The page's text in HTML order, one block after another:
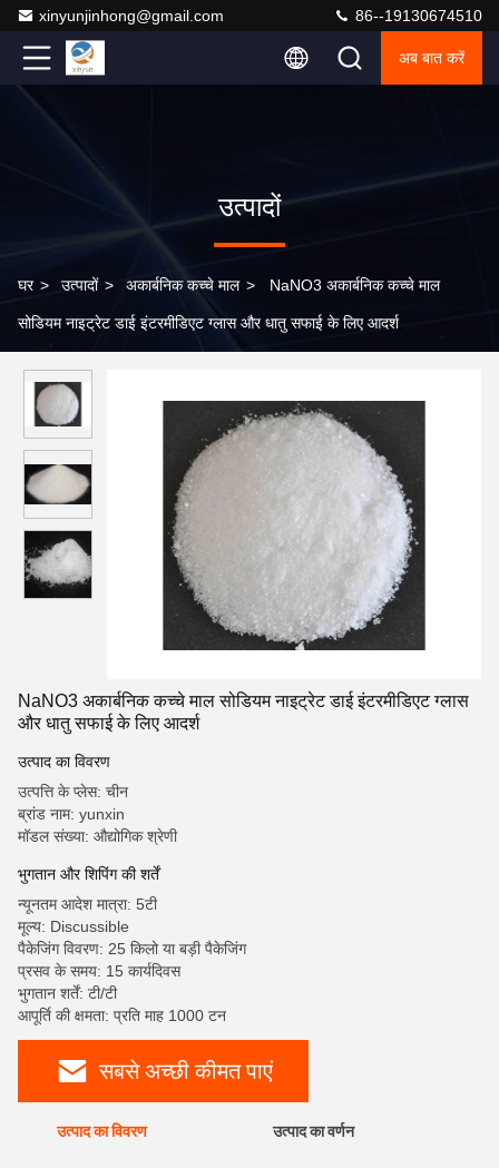
xinyunjinhong@gmail.com 86--19130674510
अब बात करें
उत्पादों
घर > उत्पादों > अकार्बनिक कच्चे माल > NaNO3 अकार्बनिक कच्चे माल
सोडियम नाइट्रेट डाई इंटरमीडिएट ग्लास और धातु सफाई के लिए आदर्श
NaNO3 अकार्बनिक कच्चे माल सोडियम नाइट्रेट डाई इंटरमीडिएट ग्लास
और धातु सफाई के लिए आदर्श
उत्पाद का विवरण
उत्पत्ति के प्लेस: चीन
ब्रांड नाम: yunxin
मॉडल संख्या: औद्योगिक श्रेणी
भुगतान और शिपिंग की शर्तें
न्यूनतम आदेश मात्रा: 5टी
मूल्य: Discussible
पैकेजिंग विवरण: 25 किलो या बड़ी पैकेजिंग
प्रसव के समय: 15 कार्यदिवस
भुगतान शर्तें: टी/टी
आपूर्ति की क्षमता: प्रति माह 1000 टन
सबसे अच्छी कीमत पाएं
उत्पाद का विवरण उत्पाद का वर्णन